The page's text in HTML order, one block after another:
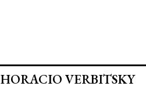
HORACIO VERBITSKY